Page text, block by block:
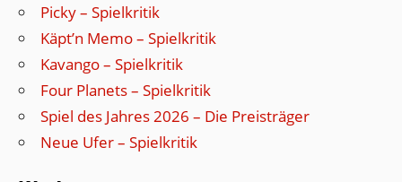
Picky – Spielkritik
Käpt’n Memo – Spielkritik
Kavango – Spielkritik
Four Planets – Spielkritik
Spiel des Jahres 2026 – Die Preisträger
Neue Ufer – Spielkritik